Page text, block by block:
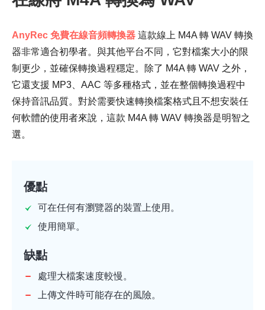
步驟1。
AnyRec 免費在線音頻轉換器 這款線上 M4A 轉 WAV 轉換
器非常適合初學者。與其他平台不同，它對檔案大小的限
制更少，並確保轉換過程穩定。除了 M4A 轉 WAV 之外，
它還支援 MP3、AAC 等多種格式，並在整個轉換過程中
保持音訊品質。對於需要快速轉換檔案格式且不想安裝任
何軟體的使用者來說，這款 M4A 轉 WAV 轉換器是明智之
選。
優點
可在任何有瀏覽器的裝置上使用。
使用簡單。
缺點
處理大檔案速度較慢。
上傳文件時可能存在的風險。